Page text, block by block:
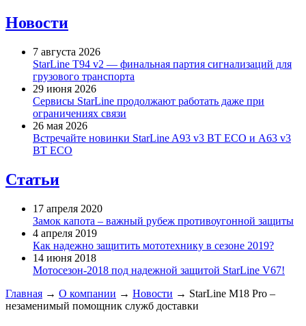
Новости
7 августа 2026
StarLine T94 v2 — финальная партия сигнализаций для
грузового транспорта
29 июня 2026
Сервисы StarLine продолжают работать даже при
ограничениях связи
26 мая 2026
Встречайте новинки StarLine A93 v3 BT ECO и A63 v3
BT ECO
Статьи
17 апреля 2020
Замок капота – важный рубеж противоугонной защиты
4 апреля 2019
Как надежно защитить мототехнику в сезоне 2019?
14 июня 2018
Мотосезон-2018 под надежной защитой StarLine V67!
Главная → О компании → Новости → StarLine M18 Pro –
незаменимый помощник служб доставки